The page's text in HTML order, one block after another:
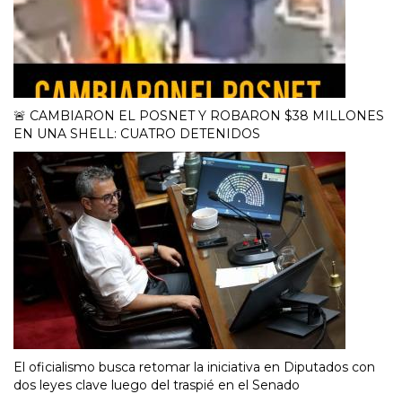
🚨 CAMBIARON EL POSNET Y ROBARON $38 MILLONES
EN UNA SHELL: CUATRO DETENIDOS
El oficialismo busca retomar la iniciativa en Diputados con
dos leyes clave luego del traspié en el Senado